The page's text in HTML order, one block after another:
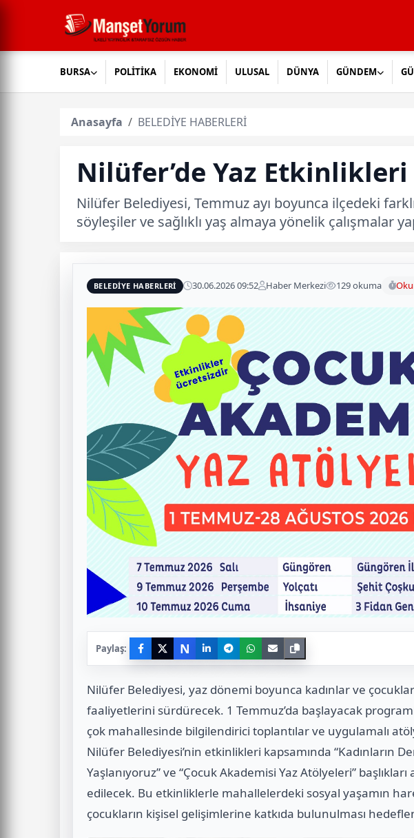
BURSA POLİTİKA EKONOMİ ULUSAL DÜNYA GÜNDEM
Anasayfa BELEDİYE HABERLERİ
Nilüfer’de Yaz Etkinlikleri
Nilüfer Belediyesi, Temmuz ayı boyunca ilçedeki
söyleşiler ve sağlıklı yaş almaya yönelik çalışmalar
BELEDİYE HABERLERİ 30.06.2026 09:52 Haber Merkezi 129 okuma
Paylaş: N
Nilüfer Belediyesi, yaz dönemi boyunca kadınlar ve
faaliyetlerini sürdürecek. 1 Temmuz’da başlayacak
çok mahallesinde bilgilendirici toplantılar ve uygulamalı
Nilüfer Belediyesi’nin etkinlikleri kapsamında “Kadınların
Yaşlanıyoruz” ve “Çocuk Akademisi Yaz Atölyeleri”
edilecek. Bu etkinliklerle mahallelerdeki sosyal yaşamın
çocukların kişisel gelişimlerine katkıda bulunulması